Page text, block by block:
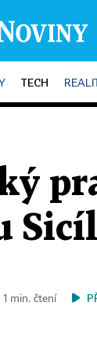
TECH
1 min. čtení